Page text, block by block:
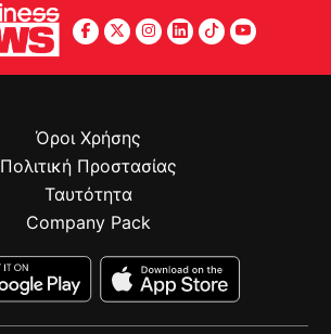
Όροι Χρήσης
Πολιτική Προστασίας
Ταυτότητα
Company Pack